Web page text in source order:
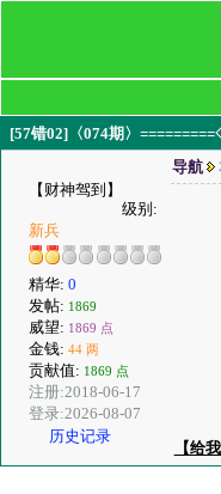
[57错02]〈074期〉
【财神驾到】
级别:
新兵
精华: 0
发帖: 1869
威望: 1869 点
金钱: 44 两
贡献值: 1869 点
注册:2018-06-17
登录:2026-08-07
历史记录
导航
【给